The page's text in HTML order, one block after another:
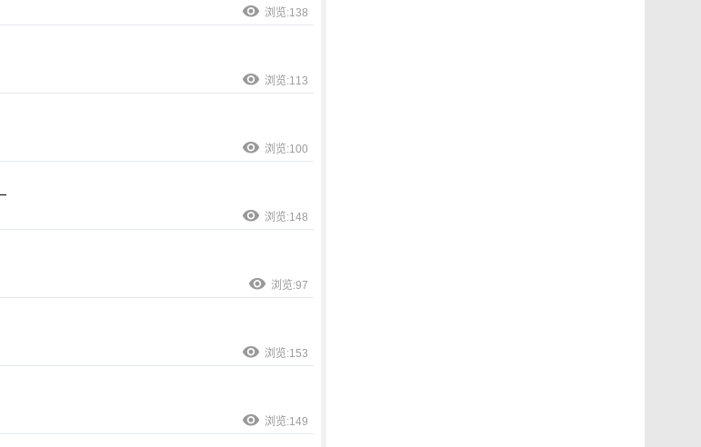
浏览:138
浏览:113
浏览:100
浏览:148
浏览:97
浏览:153
浏览:149